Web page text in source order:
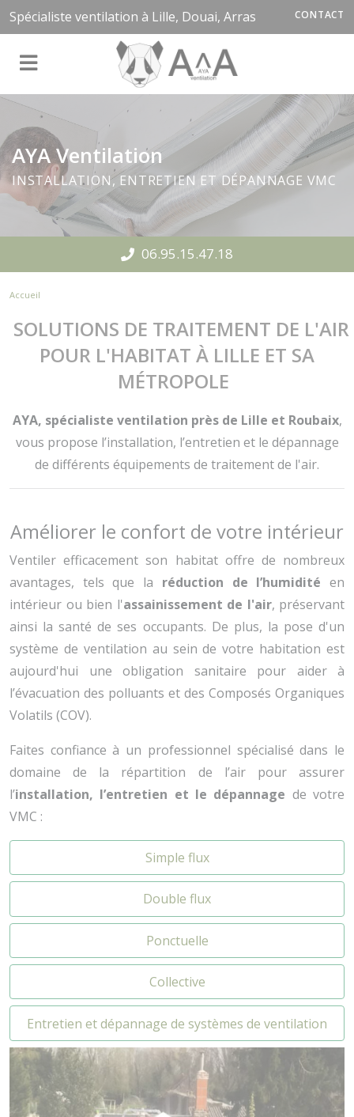
Spécialiste ventilation à Lille, Douai, Arras CONTACT
AYA Ventilation
INSTALLATION, ENTRETIEN ET DÉPANNAGE VMC
06.95.15.47.18
Accueil
SOLUTIONS DE TRAITEMENT DE L'AIR
POUR L'HABITAT À LILLE ET SA
MÉTROPOLE
AYA, spécialiste ventilation près de Lille et Roubaix,
vous propose l’installation, l’entretien et le dépannage
de différents équipements de traitement de l'air.
Améliorer le confort de votre intérieur
Ventiler efficacement son habitat offre de nombreux
avantages, tels que la réduction de l’humidité en
intérieur ou bien l'assainissement de l'air, préservant
ainsi la santé de ses occupants. De plus, la pose d'un
système de ventilation au sein de votre habitation est
aujourd'hui une obligation sanitaire pour aider à
l’évacuation des polluants et des Composés Organiques
Volatils (COV).
Faites confiance à un professionnel spécialisé dans le
domaine de la répartition de l’air pour assurer
l’installation, l’entretien et le dépannage de votre
VMC :
Simple flux
Double flux
Ponctuelle
Collective
Entretien et dépannage de systèmes de ventilation
Panneau de gestion des cookies